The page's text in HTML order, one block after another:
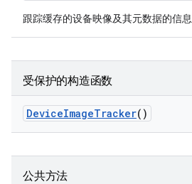
跟踪缓存的设备映像及其元数据的信息
受保护的构造函数
DeviceImageTracker()
公共方法